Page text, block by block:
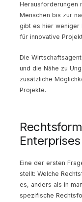
Herausforderungen
Menschen bis zur
gibt es hier weniger
für innovative
Die
und die Nähe zu
zusätzliche
Projekte.
Eine der ersten
stellt: Welche
es, anders als in
spezifische